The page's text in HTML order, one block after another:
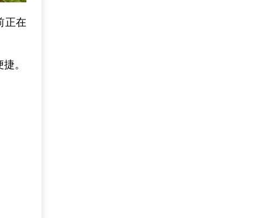
正在
。